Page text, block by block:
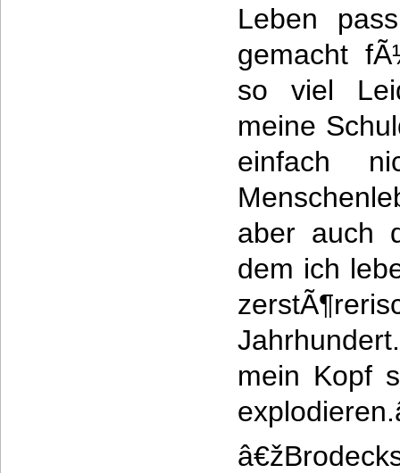
Leben
gemacht
so viel
meine
einfach
aber auch
dem ich
mein Kopf